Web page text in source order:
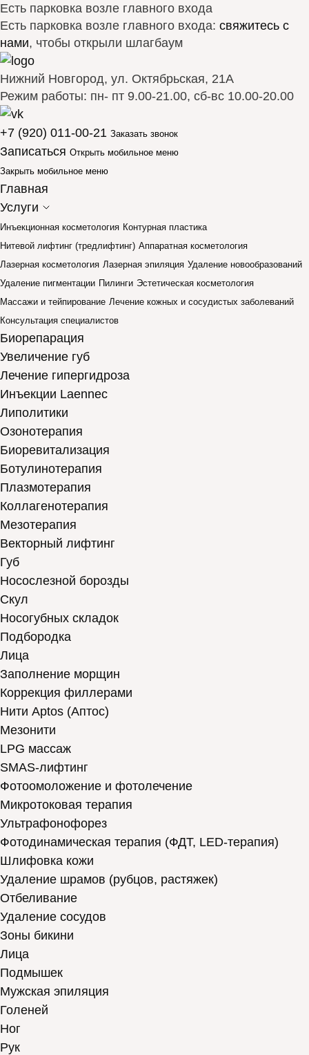
Есть парковка возле главного входа
Есть парковка возле главного входа: свяжитесь с
нами, чтобы открыли шлагбаум
Нижний Новгород, ул. Октябрьская, 21А
Режим работы: пн- пт 9.00-21.00, сб-вс 10.00-20.00
+7 (920) 011-00-21 Заказать звонок
Записаться Открыть мобильное меню
Закрыть мобильное меню
Главная
Услуги
Инъекционная косметология Контурная пластика
Нитевой лифтинг (тредлифтинг) Аппаратная косметология
Лазерная косметология Лазерная эпиляция Удаление новообразований
Удаление пигментации Пилинги Эстетическая косметология
Массажи и тейпирование Лечение кожных и сосудистых заболеваний
Консультация специалистов
Биорепарация
Увеличение губ
Лечение гипергидроза
Инъекции Laennec
Липолитики
Озонотерапия
Биоревитализация
Ботулинотерапия
Плазмотерапия
Коллагенотерапия
Мезотерапия
Векторный лифтинг
Губ
Носослезной борозды
Скул
Носогубных складок
Подбородка
Лица
Заполнение морщин
Коррекция филлерами
Нити Aptos (Аптос)
Мезонити
LPG массаж
SMAS-лифтинг
Фотоомоложение и фотолечение
Микротоковая терапия
Ультрафонофорез
Фотодинамическая терапия (ФДТ, LED-терапия)
Шлифовка кожи
Удаление шрамов (рубцов, растяжек)
Отбеливание
Удаление сосудов
Зоны бикини
Лица
Подмышек
Мужская эпиляция
Голеней
Ног
Рук